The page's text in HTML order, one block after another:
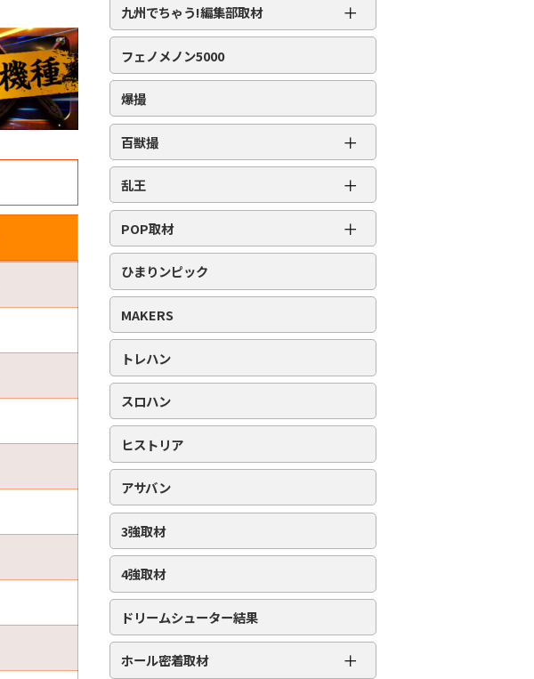
九州でちゃう!編集部取材 ＋
編集部取材［ダイヤ］
編集部取材［金］
編集部取材［スロット対象機種アリ］
フェノメノン5000
爆撮
百獣撮 ＋
百獣撮-改-［ライオン］
百獣撮［ゴリラ］
百獣撮-改-［ゴリラ］
百獣撮［ゾウ］
乱王 ＋
スロット乱王
パチンコ乱王
POP取材 ＋
周年番付
POP番付
PICK番付
ひまりンピック
MAKERS
トレハン
スロハン
ヒストリア
アサバン
3強取材
4強取材
ドリームシューター結果
ホール密着取材 ＋